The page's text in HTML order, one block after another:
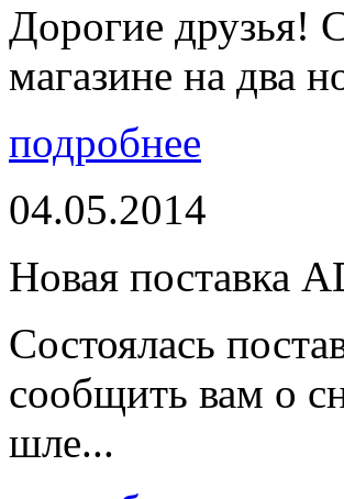
Дорогие друзья!
магазине на два
подробнее
04.05.2014
Новая поставка
Состоялась
сообщить вам о
шле...